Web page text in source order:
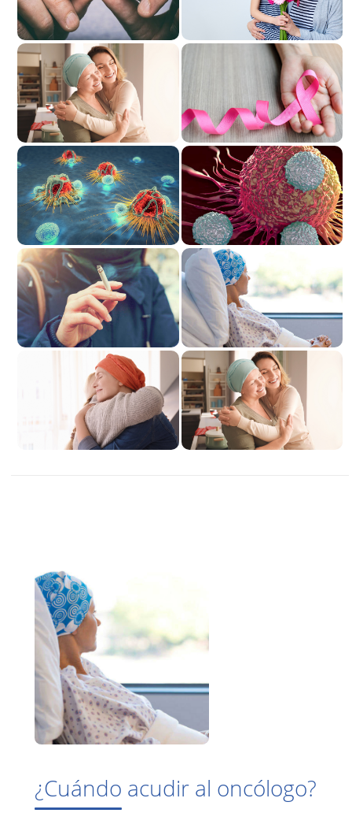
¿Cuándo acudir al oncólogo?